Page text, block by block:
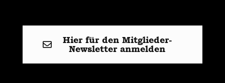
Hier für den Mitglieder-
Newsletter anmelden